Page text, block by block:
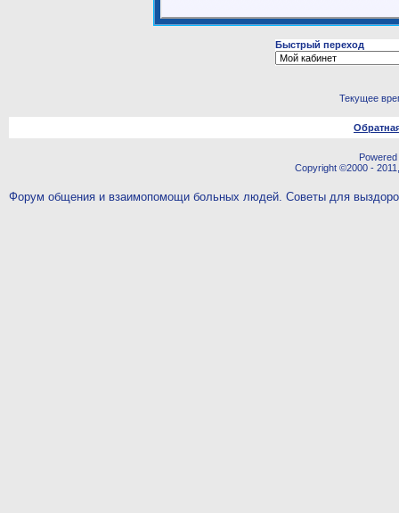
Быстрый переход
Текущее
Copyright ©2000 -
Форум общения и взаимопомощи больных людей. Советы для